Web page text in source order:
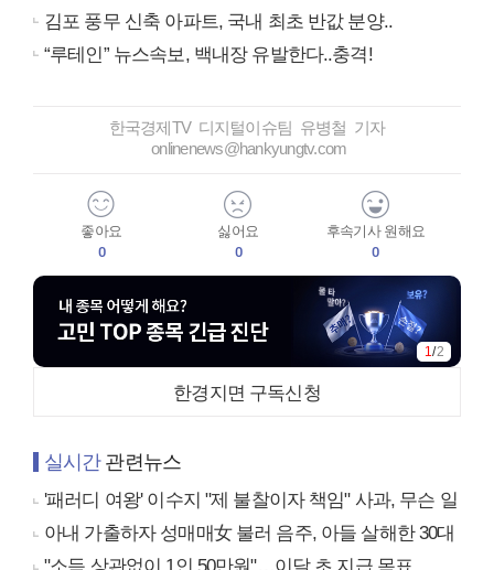
김포 풍무 신축 아파트, 국내 최초 반값 분양..
“루테인” 뉴스속보, 백내장 유발한다..충격!
한국경제TV 디지털이슈팀 유병철 기자
onlinenews@hankyungtv.com
좋아요
0
싫어요
0
후속기사 원해요
0
1/2
한경지면 구독신청
실시간관련뉴스
'패러디 여왕' 이수지 "제 불찰이자 책임" 사과, 무슨 일
아내 가출하자 성매매女 불러 음주, 아들 살해한 30대